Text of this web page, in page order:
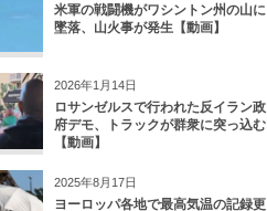
米軍の戦闘機がワシントン州の山に
墜落、山火事が発生【動画】
2026年1月14日
ロサンゼルスで行われた反イラン政
府デモ、トラックが群衆に突っ込む
【動画】
2025年8月17日
ヨーロッパ各地で最高気温の記録更